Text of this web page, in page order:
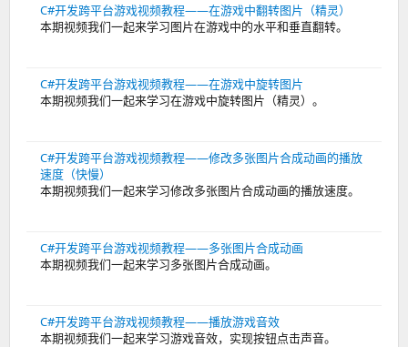
C#开发跨平台游戏视频教程——在游戏中翻转图片（精灵）
本期视频我们一起来学习图片在游戏中的水平和垂直翻转。
C#开发跨平台游戏视频教程——在游戏中旋转图片
本期视频我们一起来学习在游戏中旋转图片（精灵）。
C#开发跨平台游戏视频教程——修改多张图片合成动画的播放
速度（快慢）
本期视频我们一起来学习修改多张图片合成动画的播放速度。
C#开发跨平台游戏视频教程——多张图片合成动画
本期视频我们一起来学习多张图片合成动画。
C#开发跨平台游戏视频教程——播放游戏音效
本期视频我们一起来学习游戏音效，实现按钮点击声音。